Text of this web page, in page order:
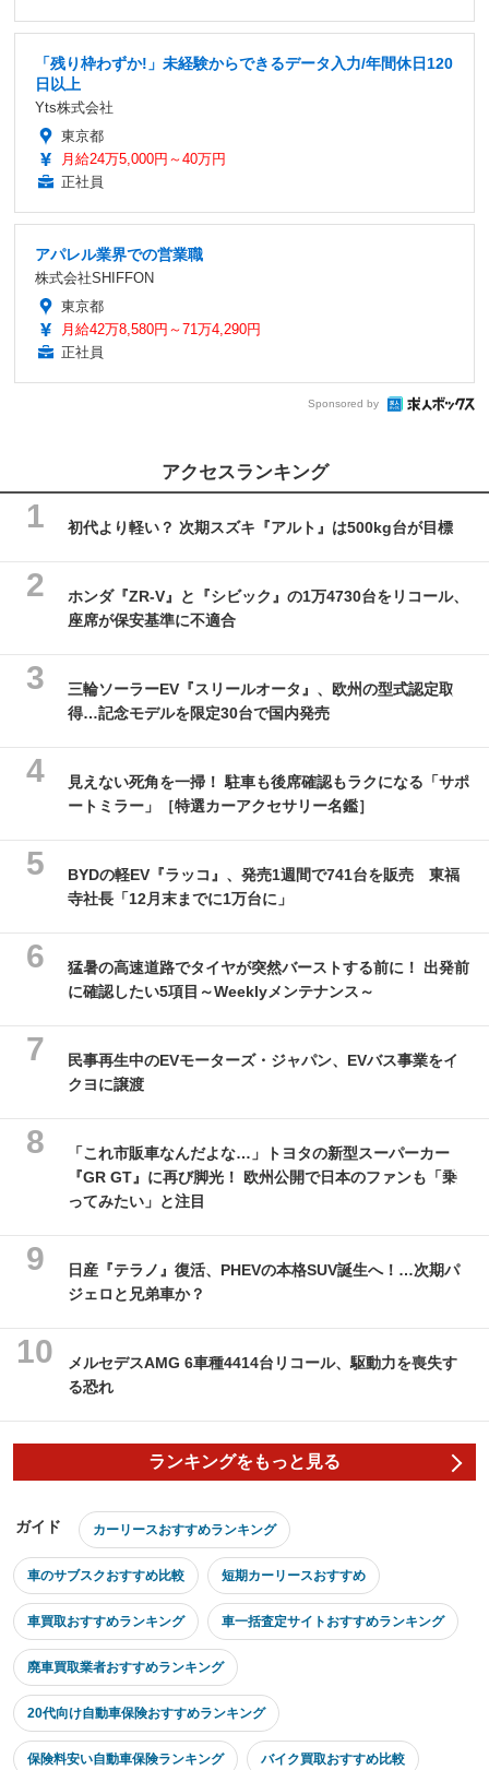
「残り枠わずか!」未経験からできるデータ入力/年間休日120
日以上
Yts株式会社
東京都
月給24万5,000円～40万円
正社員
アパレル業界での営業職
株式会社SHIFFON
東京都
月給42万8,580円～71万4,290円
正社員
Sponsored by
アクセスランキング
初代より軽い？ 次期スズキ『アルト』は500kg台が目標
ホンダ『ZR-V』と『シビック』の1万4730台をリコール、
座席が保安基準に不適合
三輪ソーラーEV『スリールオータ』、欧州の型式認定取
得…記念モデルを限定30台で国内発売
見えない死角を一掃！ 駐車も後席確認もラクになる「サポ
ートミラー」［特選カーアクセサリー名鑑］
BYDの軽EV『ラッコ』、発売1週間で741台を販売 東福
寺社長「12月末までに1万台に」
猛暑の高速道路でタイヤが突然バーストする前に！ 出発前
に確認したい5項目～Weeklyメンテナンス～
民事再生中のEVモーターズ・ジャパン、EVバス事業をイ
クヨに譲渡
「これ市販車なんだよな…」トヨタの新型スーパーカー
『GR GT』に再び脚光！ 欧州公開で日本のファンも「乗
ってみたい」と注目
日産『テラノ』復活、PHEVの本格SUV誕生へ！…次期パ
ジェロと兄弟車か？
メルセデスAMG 6車種4414台リコール、駆動力を喪失す
る恐れ
ランキングをもっと見る
ガイド カーリースおすすめランキング
車のサブスクおすすめ比較 短期カーリースおすすめ
車買取おすすめランキング 車一括査定サイトおすすめランキング
廃車買取業者おすすめランキング
20代向け自動車保険おすすめランキング
保険料安い自動車保険ランキング バイク買取おすすめ比較